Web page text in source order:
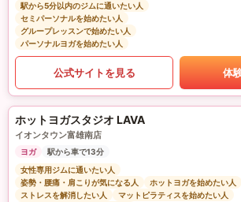
駅から5分以内のジムに通いたい人
セミパーソナルを始めたい人
グループレッスンで始めたい人
パーソナルヨガを始めたい人
公式サイトを見る 体
ホットヨガスタジオ LAVA
イオンタウン富雄南店
ヨガ
駅から車で13分
女性専用ジムに通いたい人
姿勢・腰痛・肩こりが気になる人
ホットヨガを始めたい人
ストレスを解消したい人
マットピラティスを始めたい人